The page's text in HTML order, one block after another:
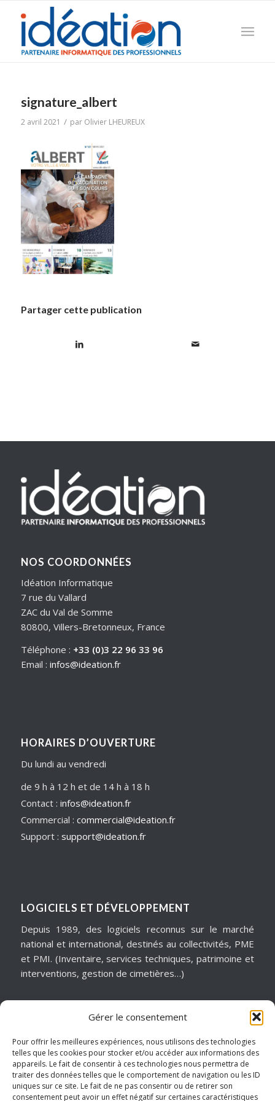
Gérer le consentement
Pour offrir les meilleures expériences, nous utilisons des technologies
telles que les cookies pour stocker et/ou accéder aux informations des
appareils. Le fait de consentir à ces technologies nous permettra de
traiter des données telles que le comportement de navigation ou les ID
uniques sur ce site. Le fait de ne pas consentir ou de retirer son
consentement peut avoir un effet négatif sur certaines caractéristiques
signature_albert
2 avril 2021 / par Olivier LHEUREUX
Partager cette publication
NOS COORDONNÉES
Idéation Informatique
7 rue du Vallard
ZAC du Val de Somme
80800, Villers-Bretonneux, France
Téléphone : +33 (0)3 22 96 33 96
Email : infos@ideation.fr
HORAIRES D’OUVERTURE
Du lundi au vendredi
de 9 h à 12 h et de 14 h à 18 h
Contact : infos@ideation.fr
Commercial : commercial@ideation.fr
Support : support@ideation.fr
LOGICIELS ET DÉVELOPPEMENT
Depuis 1989, des logiciels reconnus sur le marché
national et international, destinés au collectivités, PME
et PMI. (Inventaire, services techniques, patrimoine et
interventions, gestion de cimetières…)
MATÉRIELS & ASSISTANCE
Installation, dépannage, assistance informatique,
sécurité informatique, infogérance, virtualisation, cloud
services, internet… Pour garantir notre réactivité, nous
intervenons sur un périmètre géographique de